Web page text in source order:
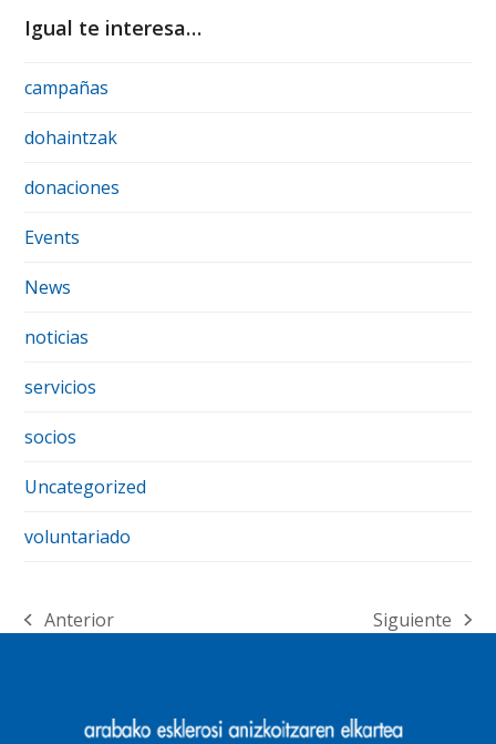
Igual te interesa…
campañas
dohaintzak
donaciones
Events
News
noticias
servicios
socios
Uncategorized
voluntariado
Anterior Siguiente